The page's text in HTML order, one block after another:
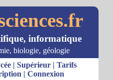
informatique
biologie, géologie
| Supérieur| Tarifs
| Connexion